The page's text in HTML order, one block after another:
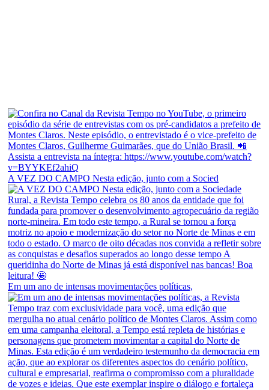
A VEZ DO CAMPO Nesta edição, junto com a Socied
Em um ano de intensas movimentações políticas,